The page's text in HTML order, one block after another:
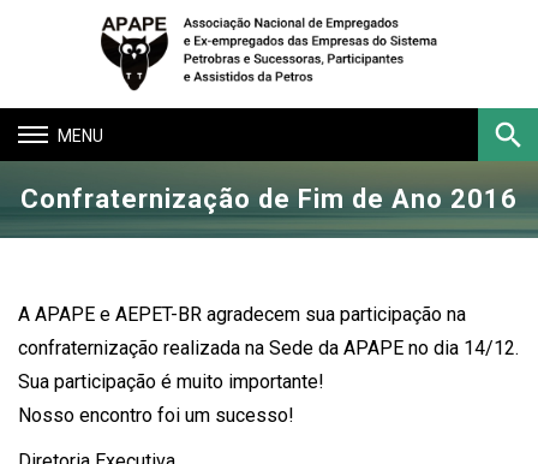
Toggle
navigation
Buscar
Confraternização de Fim de Ano 2016
A APAPE e AEPET-BR agradecem sua participação na
confraternização realizada na Sede da APAPE no dia 14/12.
Sua participação é muito importante!
Nosso encontro foi um sucesso!